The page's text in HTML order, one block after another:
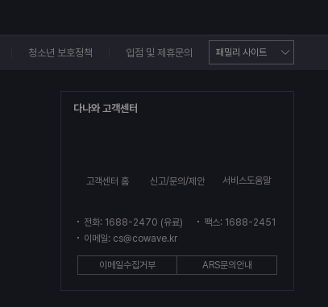
청소년 보호정책 입점 및 제휴문의
다나와 고객센터
고객센터 홈 신고/문의/제안 서비스도움말
전화: 1688-2470 (유료)
팩스: 1688-2451
이메일: cs@cowave.kr
이메일수집거부 ARS문의안내